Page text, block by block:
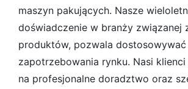
maszyn pakujących. Nasze
doświadczenie w branży związanej
produktów, pozwala
zapotrzebowania rynku. Nasi
na profesjonalne doradztwo oraz